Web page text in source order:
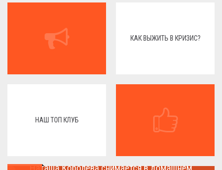
КАК ВЫЖИТЬ В КРИЗИС?
НАШ ТОП КЛУБ